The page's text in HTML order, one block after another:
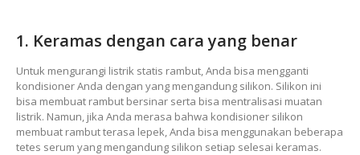
1. Keramas dengan cara yang benar
Untuk mengurangi listrik statis rambut, Anda bisa mengganti
kondisioner Anda dengan yang mengandung silikon. Silikon ini
bisa membuat rambut bersinar serta bisa mentralisasi muatan
listrik. Namun, jika Anda merasa bahwa kondisioner silikon
membuat rambut terasa lepek, Anda bisa menggunakan beberapa
tetes serum yang mengandung silikon setiap selesai keramas.